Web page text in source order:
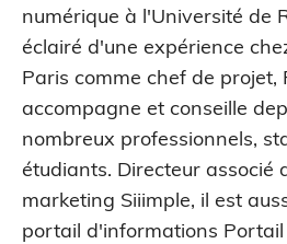
numérique à l'Université de
éclairé d'une expérience
Paris comme chef de projet,
accompagne et conseille
nombreux professionnels,
étudiants. Directeur associé
marketing Siiimple, il est
portail d'informations